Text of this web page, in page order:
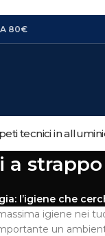
A 80€
tecnici in
a
l’igiene che
igiene nei
un